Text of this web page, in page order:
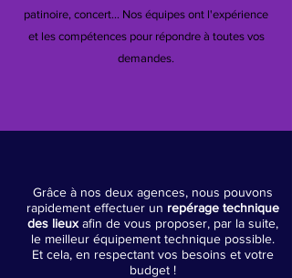
patinoire, concert... Nos équipes ont l'expérience
et les compétences pour répondre à toutes vos
demandes.
Grâce à nos deux agences, nous pouvons
rapidement effectuer un repérage technique
des lieuxafin de vous proposer, par la suite,
le meilleur équipement technique possible.
Et cela, en respectant vos besoins et votre
budget !